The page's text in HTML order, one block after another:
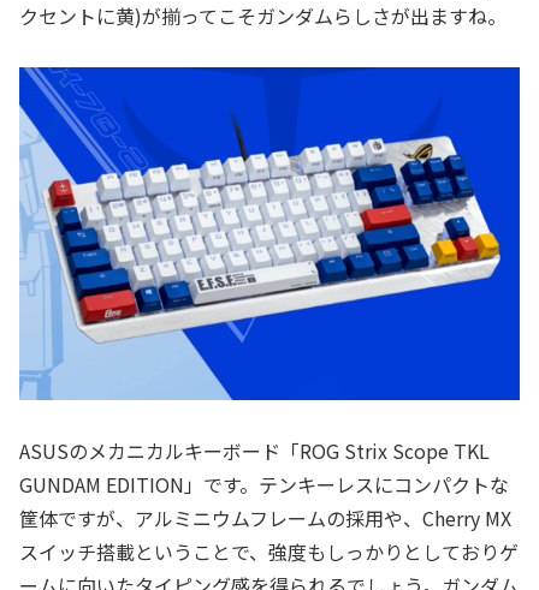
クセントに黄)が揃ってこそガンダムらしさが出ますね。
ASUSのメカニカルキーボード「ROG Strix Scope TKL
GUNDAM EDITION」です。テンキーレスにコンパクトな
筐体ですが、アルミニウムフレームの採用や、Cherry MX
スイッチ搭載ということで、強度もしっかりとしておりゲ